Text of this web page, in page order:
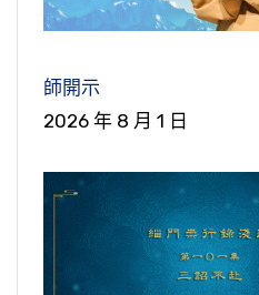
師開示
2026 年 8 月 1 日